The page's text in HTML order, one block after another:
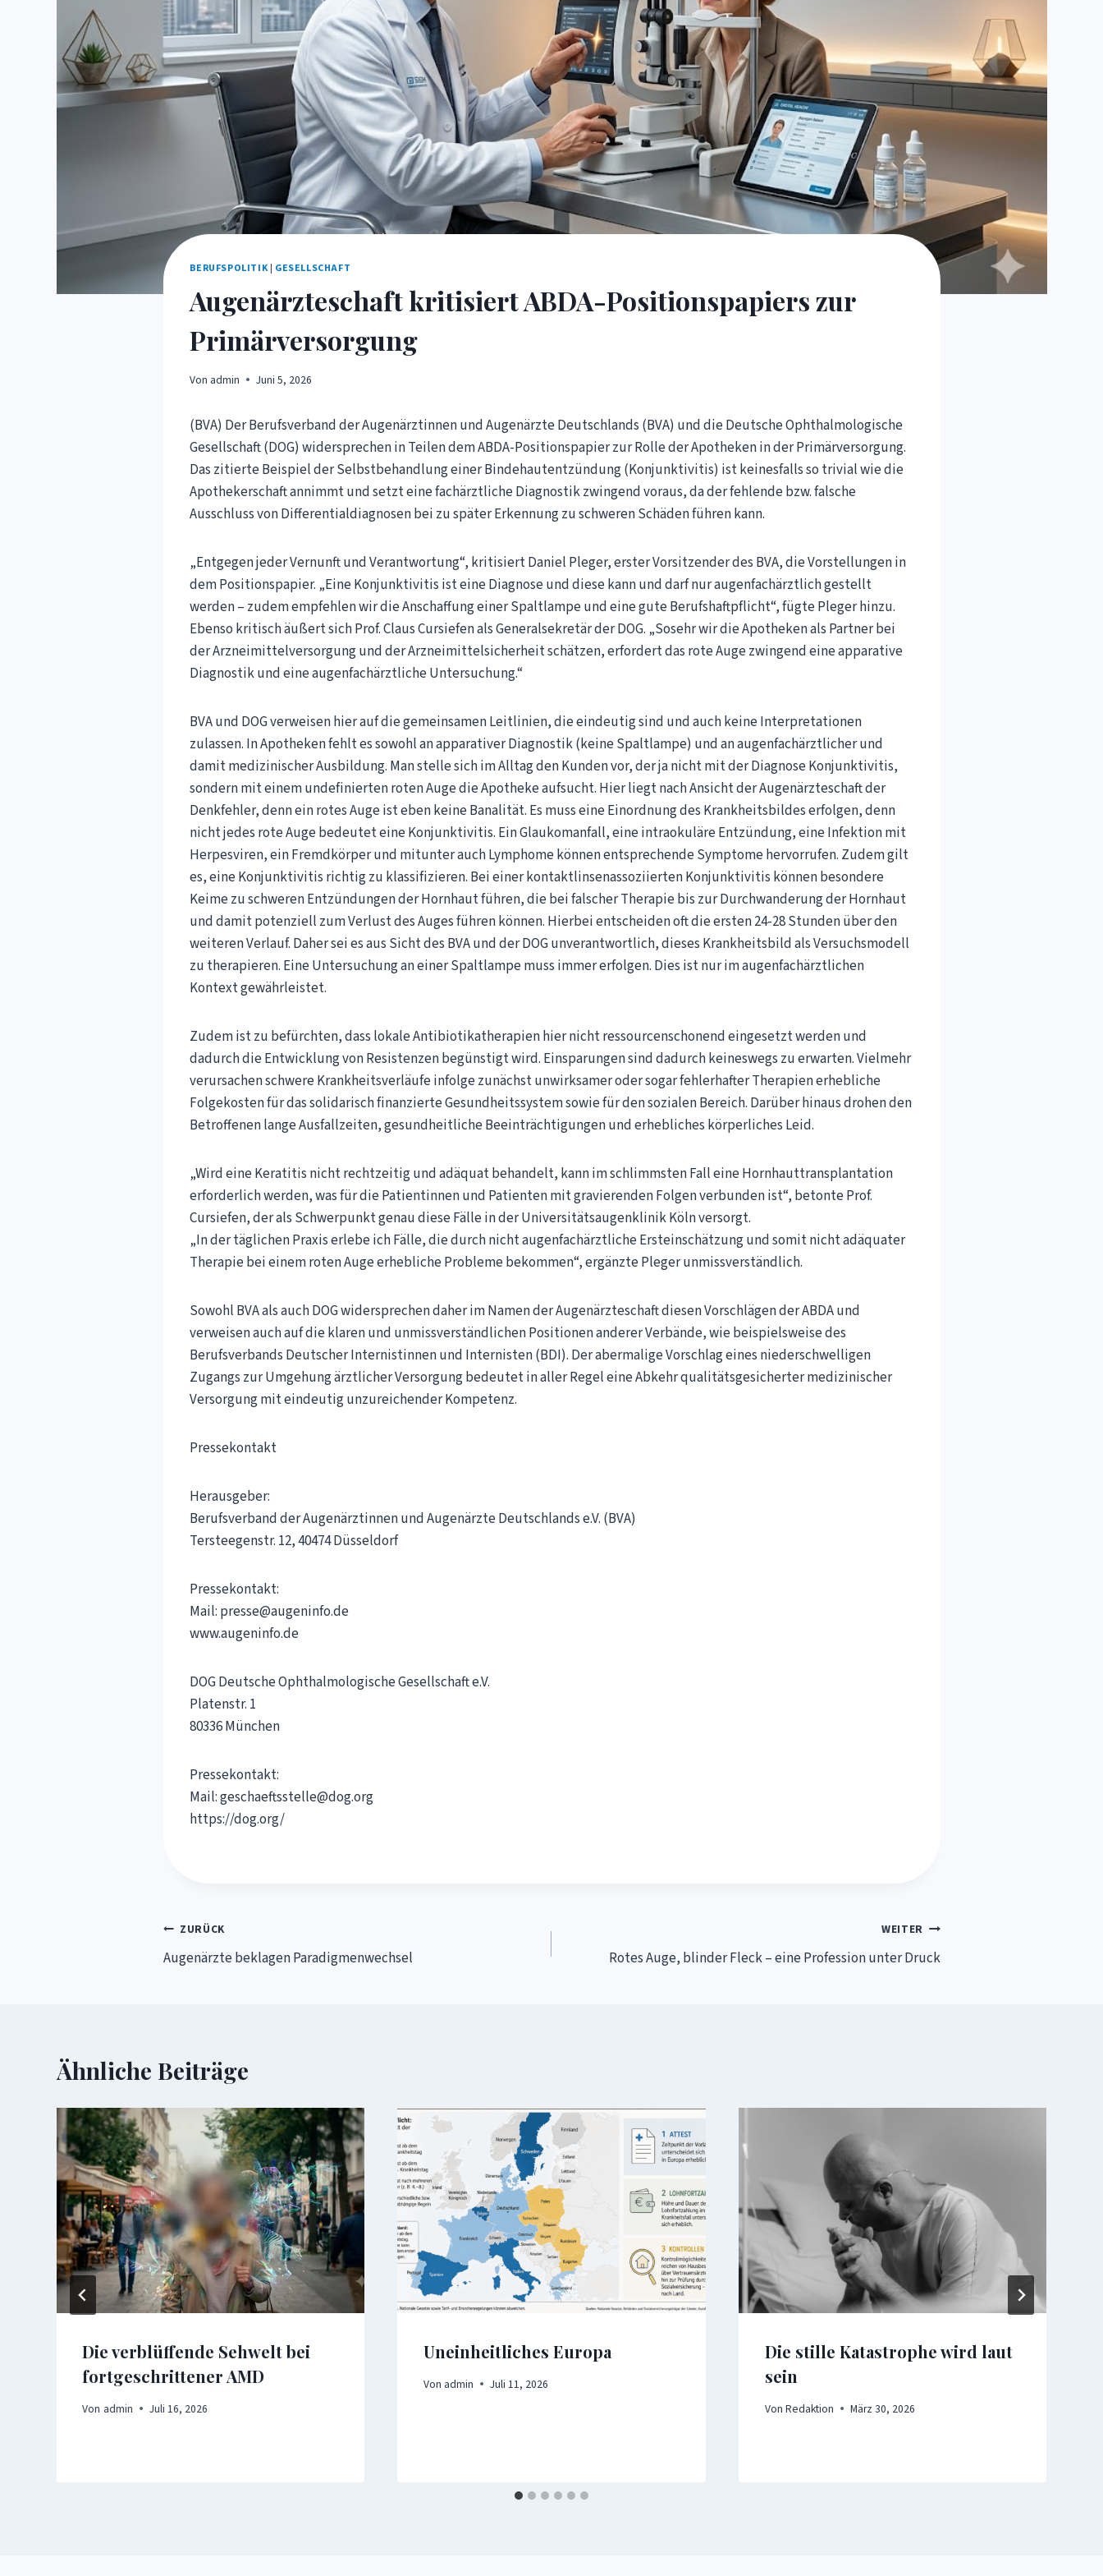
BERUFSPOLITIK| GESELLSCHAFT
Augenärzteschaft kritisiert ABDA-Positionspapiers zur
Primärversorgung
Von admin Juni 5, 2026
(BVA) Der Berufsverband der Augenärztinnen und Augenärzte Deutschlands (BVA) und die Deutsche Ophthalmologische
Gesellschaft (DOG) widersprechen in Teilen dem ABDA-Positionspapier zur Rolle der Apotheken in der Primärversorgung.
Das zitierte Beispiel der Selbstbehandlung einer Bindehautentzündung (Konjunktivitis) ist keinesfalls so trivial wie die
Apothekerschaft annimmt und setzt eine fachärztliche Diagnostik zwingend voraus, da der fehlende bzw. falsche
Ausschluss von Differentialdiagnosen bei zu später Erkennung zu schweren Schäden führen kann.
„Entgegen jeder Vernunft und Verantwortung“, kritisiert Daniel Pleger, erster Vorsitzender des BVA, die Vorstellungen in
dem Positionspapier. „Eine Konjunktivitis ist eine Diagnose und diese kann und darf nur augenfachärztlich gestellt
werden – zudem empfehlen wir die Anschaffung einer Spaltlampe und eine gute Berufshaftpflicht“, fügte Pleger hinzu.
Ebenso kritisch äußert sich Prof. Claus Cursiefen als Generalsekretär der DOG. „Sosehr wir die Apotheken als Partner bei
der Arzneimittelversorgung und der Arzneimittelsicherheit schätzen, erfordert das rote Auge zwingend eine apparative
Diagnostik und eine augenfachärztliche Untersuchung.“
BVA und DOG verweisen hier auf die gemeinsamen Leitlinien, die eindeutig sind und auch keine Interpretationen
zulassen. In Apotheken fehlt es sowohl an apparativer Diagnostik (keine Spaltlampe) und an augenfachärztlicher und
damit medizinischer Ausbildung. Man stelle sich im Alltag den Kunden vor, der ja nicht mit der Diagnose Konjunktivitis,
sondern mit einem undefinierten roten Auge die Apotheke aufsucht. Hier liegt nach Ansicht der Augenärzteschaft der
Denkfehler, denn ein rotes Auge ist eben keine Banalität. Es muss eine Einordnung des Krankheitsbildes erfolgen, denn
nicht jedes rote Auge bedeutet eine Konjunktivitis. Ein Glaukomanfall, eine intraokuläre Entzündung, eine Infektion mit
Herpesviren, ein Fremdkörper und mitunter auch Lymphome können entsprechende Symptome hervorrufen. Zudem gilt
es, eine Konjunktivitis richtig zu klassifizieren. Bei einer kontaktlinsenassoziierten Konjunktivitis können besondere
Keime zu schweren Entzündungen der Hornhaut führen, die bei falscher Therapie bis zur Durchwanderung der Hornhaut
und damit potenziell zum Verlust des Auges führen können. Hierbei entscheiden oft die ersten 24-28 Stunden über den
weiteren Verlauf. Daher sei es aus Sicht des BVA und der DOG unverantwortlich, dieses Krankheitsbild als Versuchsmodell
zu therapieren. Eine Untersuchung an einer Spaltlampe muss immer erfolgen. Dies ist nur im augenfachärztlichen
Kontext gewährleistet.
Zudem ist zu befürchten, dass lokale Antibiotikatherapien hier nicht ressourcenschonend eingesetzt werden und
dadurch die Entwicklung von Resistenzen begünstigt wird. Einsparungen sind dadurch keineswegs zu erwarten. Vielmehr
verursachen schwere Krankheitsverläufe infolge zunächst unwirksamer oder sogar fehlerhafter Therapien erhebliche
Folgekosten für das solidarisch finanzierte Gesundheitssystem sowie für den sozialen Bereich. Darüber hinaus drohen den
Betroffenen lange Ausfallzeiten, gesundheitliche Beeinträchtigungen und erhebliches körperliches Leid.
„Wird eine Keratitis nicht rechtzeitig und adäquat behandelt, kann im schlimmsten Fall eine Hornhauttransplantation
erforderlich werden, was für die Patientinnen und Patienten mit gravierenden Folgen verbunden ist“, betonte Prof.
Cursiefen, der als Schwerpunkt genau diese Fälle in der Universitätsaugenklinik Köln versorgt.
„In der täglichen Praxis erlebe ich Fälle, die durch nicht augenfachärztliche Ersteinschätzung und somit nicht adäquater
Therapie bei einem roten Auge erhebliche Probleme bekommen“, ergänzte Pleger unmissverständlich.
Sowohl BVA als auch DOG widersprechen daher im Namen der Augenärzteschaft diesen Vorschlägen der ABDA und
verweisen auch auf die klaren und unmissverständlichen Positionen anderer Verbände, wie beispielsweise des
Berufsverbands Deutscher Internistinnen und Internisten (BDI). Der abermalige Vorschlag eines niederschwelligen
Zugangs zur Umgehung ärztlicher Versorgung bedeutet in aller Regel eine Abkehr qualitätsgesicherter medizinischer
Versorgung mit eindeutig unzureichender Kompetenz.
Pressekontakt
Herausgeber:
Berufsverband der Augenärztinnen und Augenärzte Deutschlands e.V. (BVA)
Tersteegenstr. 12, 40474 Düsseldorf
Pressekontakt:
Mail: presse@augeninfo.de
www.augeninfo.de
DOG Deutsche Ophthalmologische Gesellschaft e.V.
Platenstr. 1
80336 München
Pressekontakt:
Mail: geschaeftsstelle@dog.org
https://dog.org/
Beitragsnavigation
ZURÜCK
Augenärzte beklagen Paradigmenwechsel
WEITER
Rotes Auge, blinder Fleck – eine Profession unter Druck
Ähnliche Beiträge
Die verblüffende Sehwelt bei
fortgeschrittener AMD
Von admin Juli 16, 2026
Uneinheitliches Europa
Von admin Juli 11, 2026
Die stille Katastrophe wird laut
sein
Von Redaktion März 30, 2026